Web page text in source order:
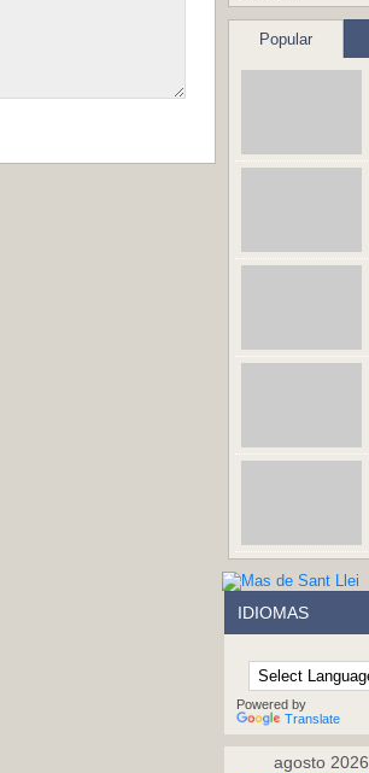
Popular
IDIOMAS
Powered by
Translate
agosto 2026